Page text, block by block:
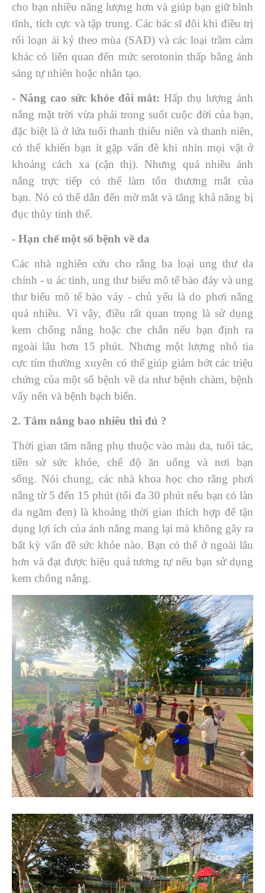
cho bạn nhiều năng lượng hơn và giúp bạn giữ bình
tĩnh, tích cực và tập trung. Các bác sĩ đôi khi điều trị
rối loạn ái kỷ theo mùa (SAD) và các loại trầm cảm
khác có liên quan đến mức serotonin thấp bằng ánh
sáng tự nhiên hoặc nhân tạo.
- Nâng cao sức khỏe đôi mắt:Hấp thụ lượng ánh
nắng mặt trời vừa phải trong suốt cuộc đời của bạn,
đặc biệt là ở lứa tuổi thanh thiếu niên và thanh niên,
có thể khiến bạn ít gặp vấn đề khi nhìn mọi vật ở
khoảng cách xa (cận thị). Nhưng quá nhiều ánh
nắng trực tiếp có thể làm tổn thương mắt của
bạn. Nó có thể dẫn đến mờ mắt và tăng khả năng bị
đục thủy tinh thể.
- Hạn chế một số bệnh về da
Các nhà nghiên cứu cho rằng ba loại ung thư da
chính - u ác tính, ung thư biểu mô tế bào đáy và ung
thư biểu mô tế bào vảy - chủ yếu là do phơi nắng
quá nhiều. Vì vậy, điều rất quan trọng là sử dụng
kem chống nắng hoặc che chắn nếu bạn định ra
ngoài lâu hơn 15 phút. Nhưng một lượng nhỏ tia
cực tím thường xuyên có thể giúp giảm bớt các triệu
chứng của một số bệnh về da như bệnh chàm, bệnh
vẩy nến và bệnh bạch biến.
2. Tắm nắng bao nhiêu thì đủ ?
Thời gian tăm nắng phụ thuộc vào màu da, tuổi tác,
tiền sử sức khỏe, chế độ ăn uống và nơi bạn
sống. Nói chung, các nhà khoa học cho rằng phơi
nắng từ 5 đến 15 phút (tối đa 30 phút nếu bạn có làn
da ngăm đen) là khoảng thời gian thích hợp để tận
dụng lợi ích của ánh nắng mang lại mà không gây ra
bất kỳ vấn đề sức khỏe nào. Bạn có thể ở ngoài lâu
hơn và đạt được hiệu quả tương tự nếu bạn sử dụng
kem chống nắng.